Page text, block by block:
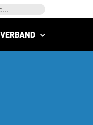
VERBAND